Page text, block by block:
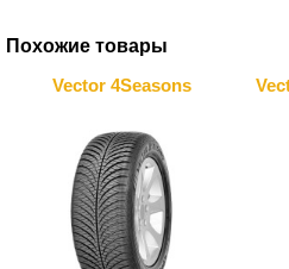
Похожие товары
Vector 4Seasons